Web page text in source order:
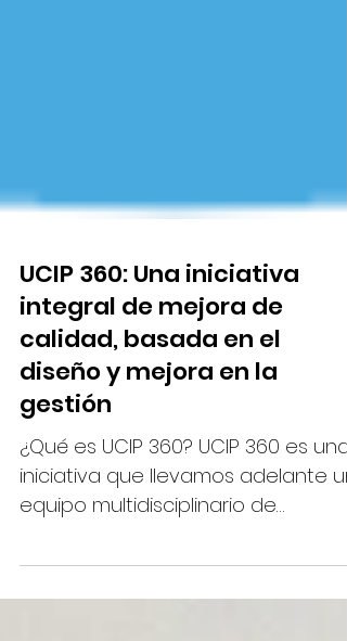
UCIP 360: Una iniciativa
integral de mejora de
calidad, basada en el
diseño y mejora en la
gestión
¿Qué es UCIP 360? UCIP 360 es una
equipo multidisciplinario de
profesionales (arquitectos,...